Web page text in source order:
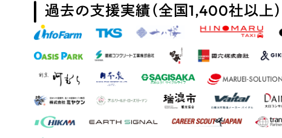
過去の支援実績（全国1,400社以上）